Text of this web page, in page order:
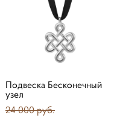
Подвеска Бесконечный
узел
24 000 pуб.